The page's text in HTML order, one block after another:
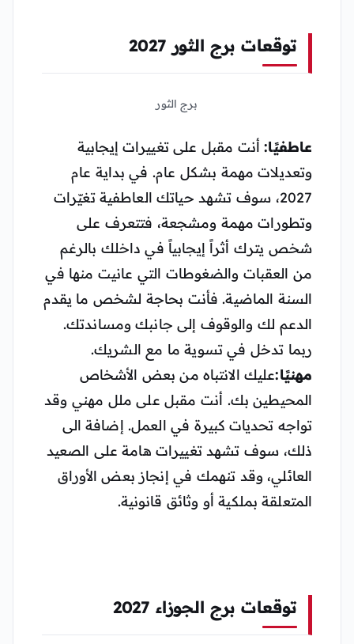
توقعات برج الثور 2027
برج الثور
عاطفيًا:أنت مقبل على تغييرات إيجابية
وتعديلات مهمة بشكل عام. في بداية عام
2027، سوف تشهد حياتك العاطفية تغيّرات
وتطورات مهمة ومشجعة، فتتعرف على
شخص يترك أثراً إيجابياً في داخلك بالرغم
من العقبات والضغوطات التي عانيت منها في
السنة الماضية. فأنت بحاجة لشخص ما يقدم
الدعم لك والوقوف إلى جانبك ومساندتك.
ربما تدخل في تسوية ما مع الشريك.
مهنيًا:عليك الانتباه من بعض الأشخاص
المحيطين بك. أنت مقبل على ملل مهني وقد
تواجه تحديات كبيرة في العمل. إضافة الى
ذلك، سوف تشهد تغييرات هامة على الصعيد
العائلي، وقد تنهمك في إنجاز بعض الأوراق
المتعلقة بملكية أو وثائق قانونية.
توقعات برج الجوزاء 2027